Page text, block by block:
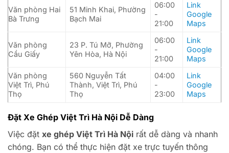
Văn phòng Hai
Bà Trưng
51 Minh Khai, Phường
Bạch Mai
06:00
-
21:00
Link
Google
Maps
Văn phòng
Cầu Giấy
23 P. Tú Mỡ, Phường
Yên Hòa, Hà Nội
06:00
-
21:00
Link
Google
Maps
Văn phòng
Việt Trì, Phú
Thọ
560 Nguyễn Tất
Thành, Việt Trì, Phú
Thọ
04:00
-
23:00
Link
Google
Maps
Đặt Xe Ghép Việt Trì Hà Nội Dễ Dàng
Việc đặt xe ghép Việt Trì Hà Nội rất dễ dàng và nhanh
chóng. Bạn có thể thực hiện đặt xe trực tuyến thông